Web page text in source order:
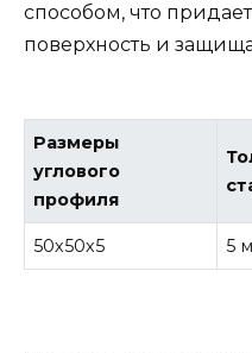
способом, что
поверхность и
Размеры
углового
профиля
50х50х5 5